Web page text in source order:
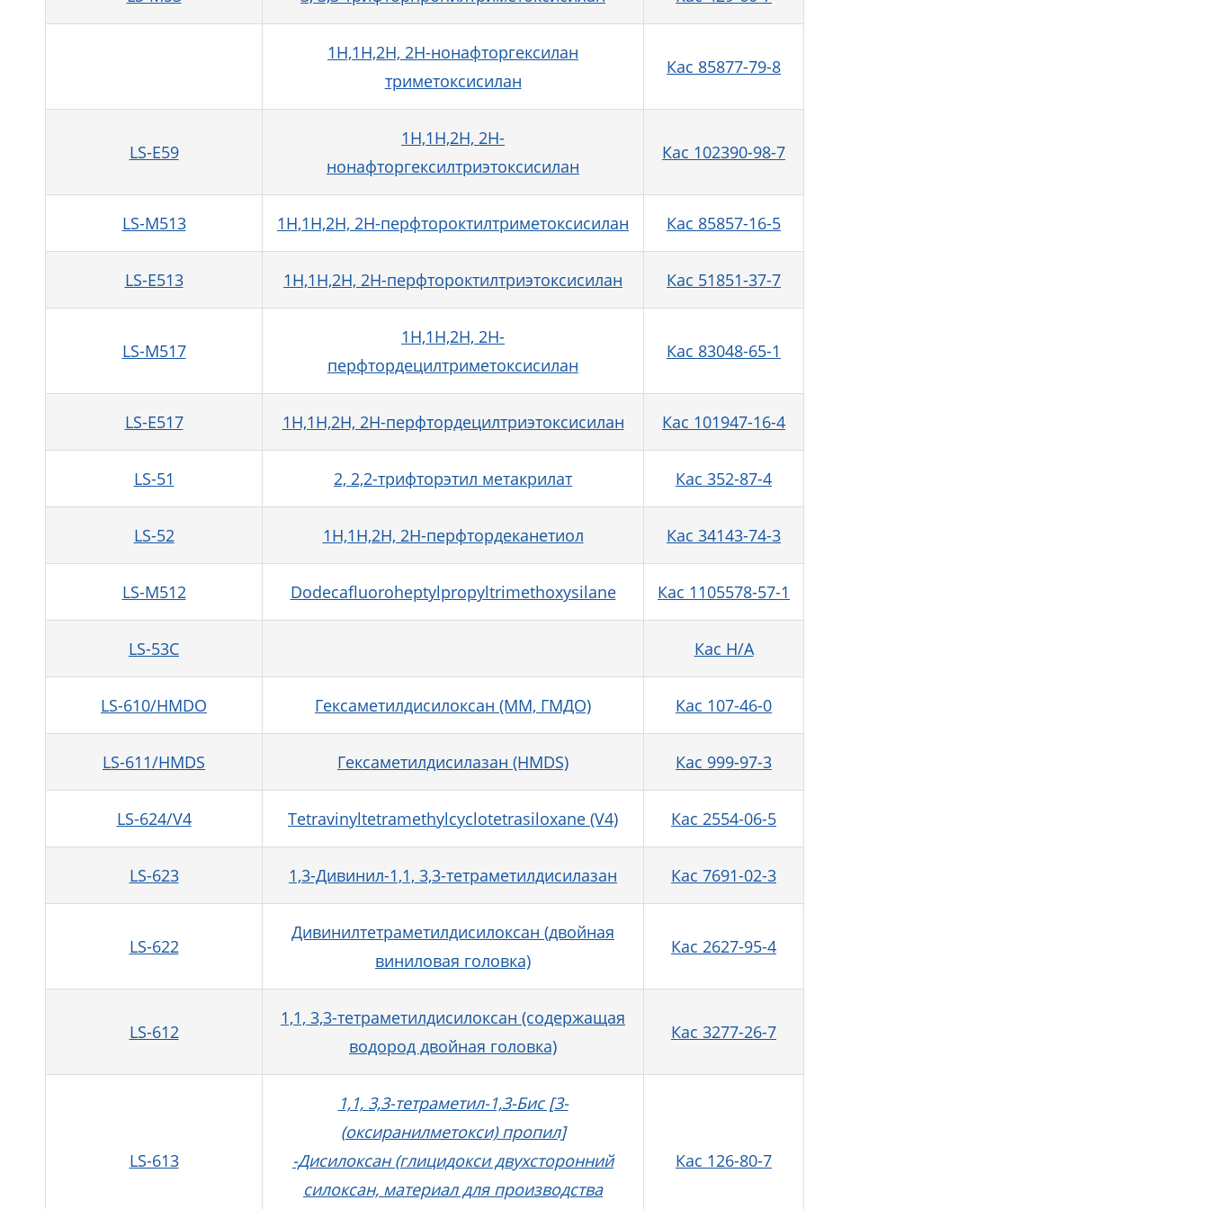
1H,1H,2H, 2H-нонафторгексилан
триметоксисилан
Кас 85877-79-8
LS-E59
1H,1H,2H, 2H-
нонафторгексилтриэтоксисилан
Кас 102390-98-7
LS-M513 1H,1H,2H, 2H-перфтороктилтриметоксисилан Кас 85857-16-5
LS-E513 1H,1H,2H, 2H-перфтороктилтриэтоксисилан Кас 51851-37-7
LS-M517
1H,1H,2H, 2H-
перфтордецилтриметоксисилан
Кас 83048-65-1
LS-E517 1H,1H,2H, 2H-перфтордецилтриэтоксисилан Кас 101947-16-4
LS-51 2, 2,2-трифторэтил метакрилат Кас 352-87-4
LS-52 1H,1H,2H, 2H-перфтордеканетиол Кас 34143-74-3
LS-M512 Dodecafluoroheptylpropyltrimethoxysilane Кас 1105578-57-1
LS-53C Кас Н/А
LS-610/HMDO Гексаметилдисилоксан (ММ, ГМДО) Кас 107-46-0
LS-611/HMDS Гексаметилдисилазан (HMDS) Кас 999-97-3
LS-624/V4 Tetravinyltetramethylcyclotetrasiloxane (V4) Кас 2554-06-5
LS-623 1,3-Дивинил-1,1, 3,3-тетраметилдисилазан Кас 7691-02-3
LS-622
Дивинилтетраметилдисилоксан (двойная
виниловая головка)
Кас 2627-95-4
LS-612
1,1, 3,3-тетраметилдисилоксан (содержащая
водород двойная головка)
Кас 3277-26-7
LS-613
1,1, 3,3-тетраметил-1,3-Бис [3-
(оксиранилметокси) пропил]
-Дисилоксан (глицидокси двухсторонний
силоксан, материал для производства
Кас 126-80-7